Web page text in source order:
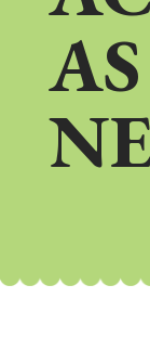
AS